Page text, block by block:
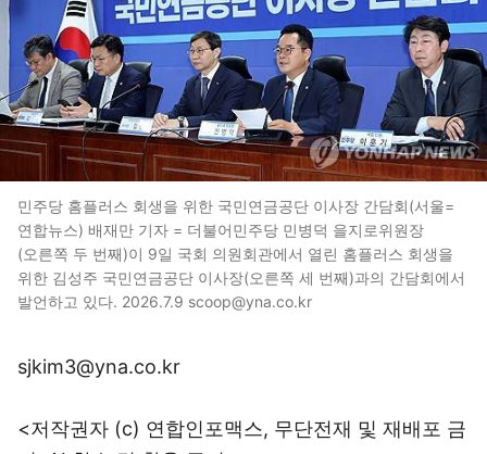
민주당 홈플러스 회생을 위한 국민연금공단 이사장 간담회(서울=
연합뉴스) 배재만 기자 = 더불어민주당 민병덕 을지로위원장
(오른쪽 두 번째)이 9일 국회 의원회관에서 열린 홈플러스 회생을
위한 김성주 국민연금공단 이사장(오른쪽 세 번째)과의 간담회에서
발언하고 있다. 2026.7.9 scoop@yna.co.kr
sjkim3@yna.co.kr
<저작권자 (c) 연합인포맥스, 무단전재 및 재배포 금